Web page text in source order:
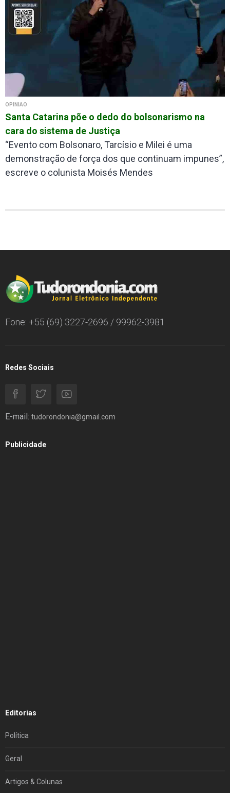
OPINIÃO
Santa Catarina põe o dedo do bolsonarismo na
cara do sistema de Justiça
“Evento com Bolsonaro, Tarcísio e Milei é uma
demonstração de força dos que continuam impunes”,
escreve o colunista Moisés Mendes
Fone: +55 (69) 3227-2696 / 99962-3981
Redes Sociais
E-mail: tudorondonia@gmail.com
Publicidade
Editorias
Política
Geral
Artigos & Colunas